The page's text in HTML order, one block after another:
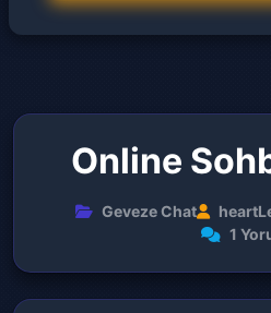
Online
Geveze Chat
1